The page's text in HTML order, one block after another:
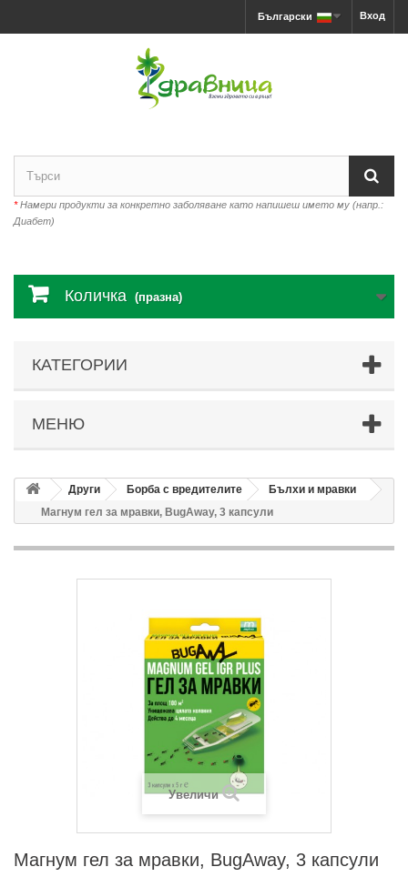
Вход
Български
*Намери продукти за конкретно заболяване като напишеш името му (напр.:
Диабет)
Количка (празна)
КАТЕГОРИИ
МЕНЮ
Други Борба с вредителите
Бълхи и мравки
Магнум гел за мравки, BugAway, 3 капсули
Увеличи
Магнум гел за мравки, BugAway, 3 капсули